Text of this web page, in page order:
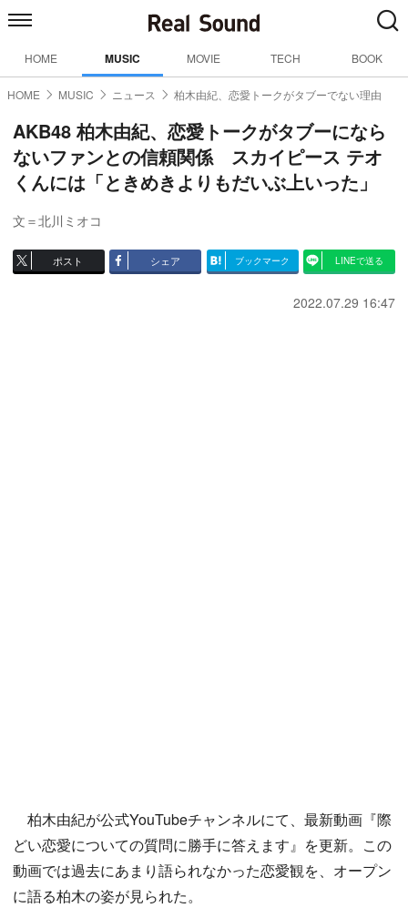
HOME MUSIC MOVIE TECH BOOK
HOME MUSIC ニュース 柏木由紀、恋愛トークがタブーでない理由
AKB48 柏木由紀、恋愛トークがタブーになら
ないファンとの信頼関係 スカイピース テオ
くんには「ときめきよりもだいぶ上いった」
文＝北川ミオコ
ポスト シェア ブックマーク LINEで送る
2022.07.29 16:47
柏木由紀が公式YouTubeチャンネルにて、最新動画『際
どい恋愛についての質問に勝手に答えます』を更新。この
動画では過去にあまり語られなかった恋愛観を、オープン
に語る柏木の姿が見られた。